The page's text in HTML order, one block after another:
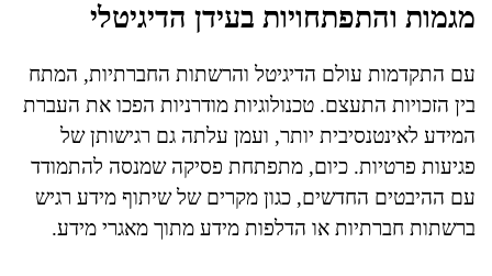
מגמות והתפתחויות בעידן הדיגיטלי
עם התקדמות עולם הדיגיטל והרשתות החברתיות, המתח
בין הזכויות התעצם. טכנולוגיות מודרניות הפכו את העברת
המידע לאינטנסיבית יותר, ועמן עלתה גם רגישותן של
פגיעות פרטיות. כיום, מתפתחת פסיקה שמנסה להתמודד
עם ההיבטים החדשים, כגון מקרים של שיתוף מידע רגיש
ברשתות חברתיות או הדלפות מידע מתוך מאגרי מידע.